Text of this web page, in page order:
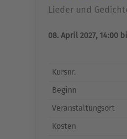
Lieder und
08. April 2027, 14:00
Kursnr.
Beginn
Veranstaltungsort
Kosten